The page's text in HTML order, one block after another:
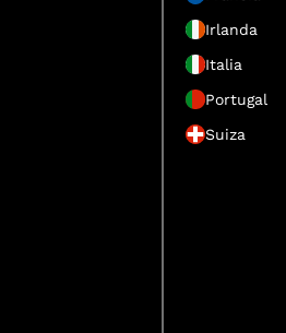
Irlanda
Italia
Portugal
Suiza